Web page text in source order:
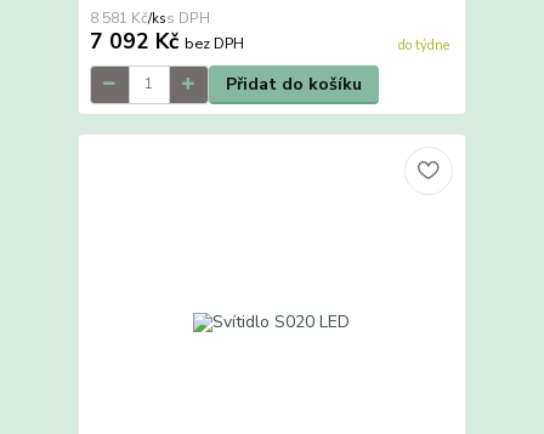
8 581 Kč/ks
7 092 Kč bez DPH do týdne
Přidat do košíku